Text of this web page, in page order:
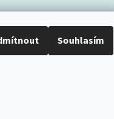
Souhlasím